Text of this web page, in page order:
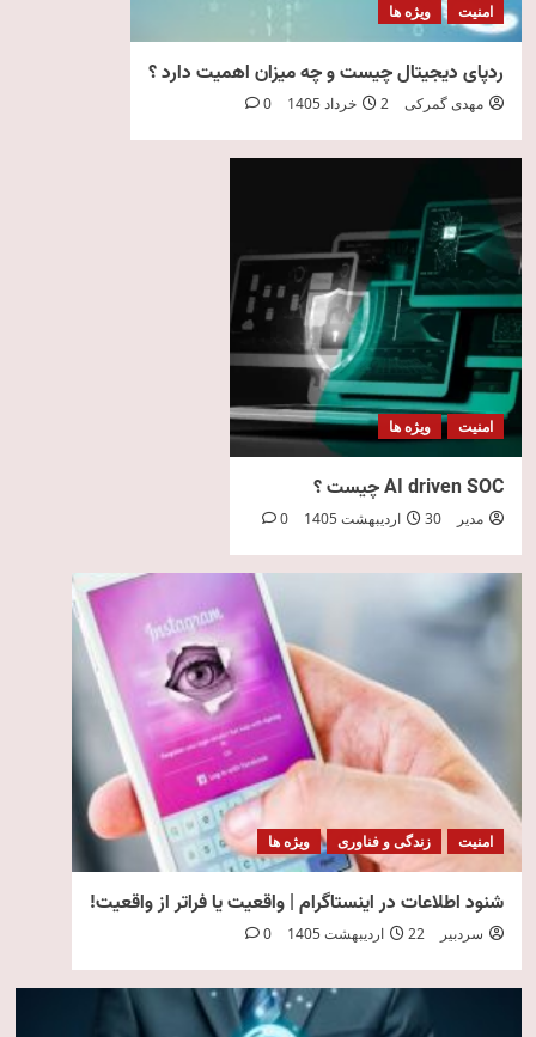
امنیت ویژه ها
ردپای دیجیتال چیست و چه میزان اهمیت دارد ؟
مهدی گمرکی 2 خرداد 1405 0
امنیت ویژه ها
AI driven SOC چیست ؟
مدیر 30 اردیبهشت 1405 0
امنیت زندگی و فناوری ویژه ها
شنود اطلاعات در اینستاگرام | واقعیت یا فراتر از واقعیت!
سردبیر 22 اردیبهشت 1405 0